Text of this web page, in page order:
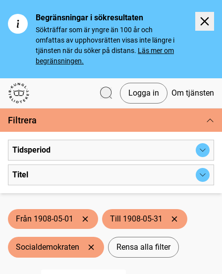
Begränsningar i sökresultaten
Sökträffar som är yngre än 100 år och
omfattas av upphovsrätten visas inte längre i
tjänsten när du söker på distans. Läs mer om
begränsningen.
Svenska tidningar
Logga in Om tjänsten
Filtrera
Tidsperiod
Titel
Från 1908-05-01 Till 1908-05-31
Socialdemokraten Rensa alla filter